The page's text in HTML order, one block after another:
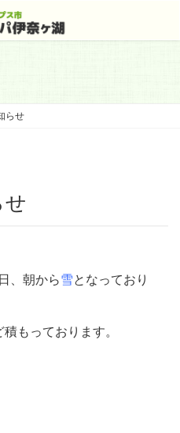
らせ
せ
、朝から雪となっており
もっております。